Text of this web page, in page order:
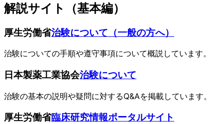
解説サイト（基本編）
厚生労働省治験について（一般の方へ）
治験についての手順や遵守事項について概説しています。
日本製薬工業協会治験について
治験の基本の説明や疑問に対するQ&Aを掲載しています。
厚生労働省臨床研究情報ポータルサイト